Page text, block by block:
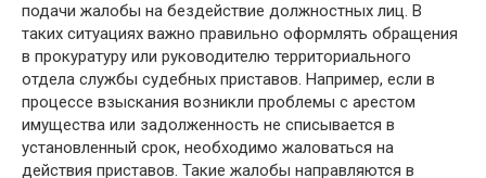
подачи жалобы на бездействие должностных лиц. В
таких ситуациях важно правильно оформлять обращения
в прокуратуру или руководителю территориального
отдела службы судебных приставов. Например, если в
процессе взыскания возникли проблемы с арестом
имущества или задолженность не списывается в
установленный срок, необходимо жаловаться на
действия приставов. Такие жалобы направляются в